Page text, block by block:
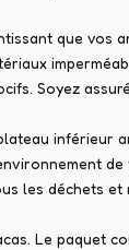
que vos
Soyez
inférieur
de
les déchets et
Le paquet